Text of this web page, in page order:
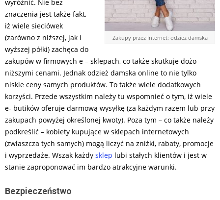
Zakupy przez Internet: odzież damska
wyróżnić. Nie bez
znaczenia jest także fakt,
iż wiele sieciówek
(zarówno z niższej, jak i
wyższej półki) zachęca do
zakupów w firmowych e – sklepach, co także skutkuje dożo
niższymi cenami. Jednak odzież damska online to nie tylko
niskie ceny samych produktów. To także wiele dodatkowych
korzyści. Przede wszystkim należy tu wspomnieć o tym, iż wiele
e- butików oferuje darmową wysyłkę (za każdym razem lub przy
zakupach powyżej określonej kwoty). Poza tym – co także należy
podkreślić – kobiety kupujące w sklepach internetowych
(zwłaszcza tych samych) mogą liczyć na zniżki, rabaty, promocje
i wyprzedaże. Wszak każdy sklep lubi stałych klientów i jest w
stanie zaproponować im bardzo atrakcyjne warunki.
Bezpieczeństwo